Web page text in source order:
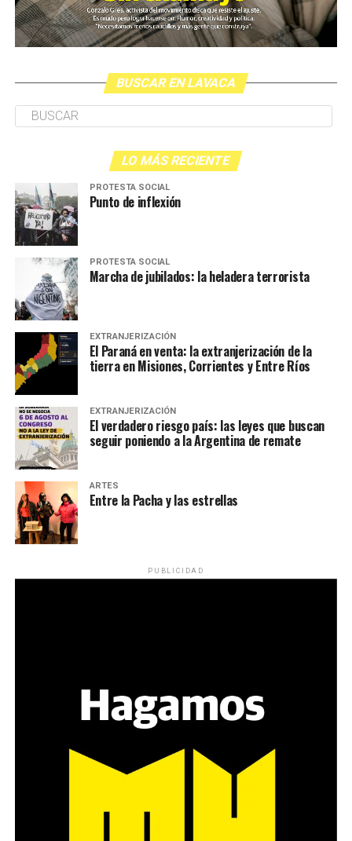
BUSCAR EN LAVACA
LO MÁS RECIENTE
PROTESTA SOCIAL
Punto de inflexión
PROTESTA SOCIAL
Marcha de jubilados: la heladera terrorista
EXTRANJERIZACIÓN
El Paraná en venta: la extranjerización de la
tierra en Misiones, Corrientes y Entre Ríos
EXTRANJERIZACIÓN
El verdadero riesgo país: las leyes que buscan
seguir poniendo a la Argentina de remate
ARTES
Entre la Pacha y las estrellas
PUBLICIDAD